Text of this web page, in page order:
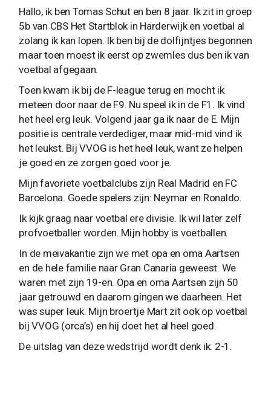
Hallo, ik ben Tomas Schut en ben 8 jaar. Ik zit in groep
5b van CBS Het Startblok in Harderwijk en voetbal al
zolang ik kan lopen. Ik ben bij de dolfijntjes begonnen
maar toen moest ik eerst op zwemles dus ben ik van
voetbal afgegaan.
Toen kwam ik bij de F-league terug en mocht ik
meteen door naar de F9. Nu speel ik in de F1. Ik vind
het heel erg leuk. Volgend jaar ga ik naar de E. Mijn
positie is centrale verdediger, maar mid-mid vind ik
het leukst. Bij VVOG is het heel leuk, want ze helpen
je goed en ze zorgen goed voor je.
Mijn favoriete voetbalclubs zijn Real Madrid en FC
Barcelona. Goede spelers zijn: Neymar en Ronaldo.
Ik kijk graag naar voetbal ere divisie. Ik wil later zelf
profvoetballer worden. Mijn hobby is voetballen.
In de meivakantie zijn we met opa en oma Aartsen
en de hele familie naar Gran Canaria geweest. We
waren met zijn 19-en. Opa en oma Aartsen zijn 50
jaar getrouwd en daarom gingen we daarheen. Het
was super leuk. Mijn broertje Mart zit ook op voetbal
bij VVOG (orca’s) en hij doet het al heel goed.
De uitslag van deze wedstrijd wordt denk ik: 2-1.